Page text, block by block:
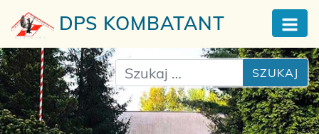
DPS KOMBATANT
Szukaj